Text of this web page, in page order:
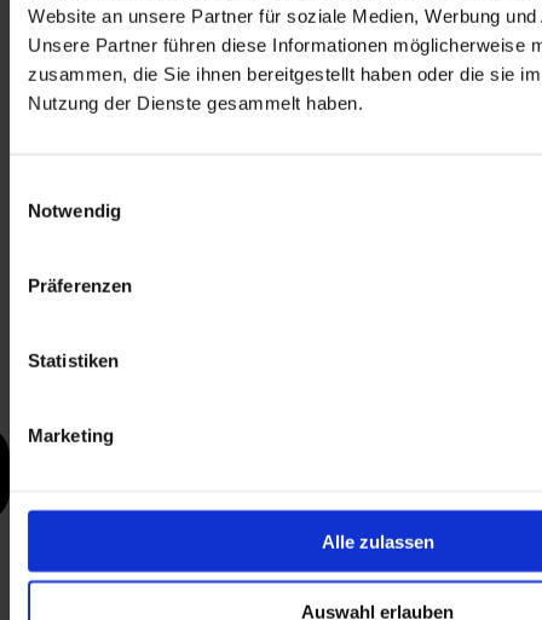
Website an unsere Partner für soziale Medien, Werbung
Unsere Partner führen diese Informationen möglicherweise
zusammen, die Sie ihnen bereitgestellt haben oder die sie
Nutzung der Dienste gesammelt haben.
Notwendig
Präferenzen
Statistiken
Marketing
Alle zulassen
Auswahl erlauben